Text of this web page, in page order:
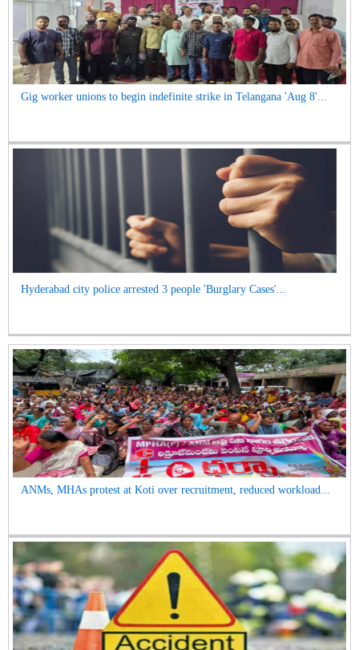
Gig worker unions to begin indefinite strike in Telangana 'Aug 8'...
Hyderabad city police arrested 3 people 'Burglary Cases'...
ANMs, MHAs protest at Koti over recruitment, reduced workload...